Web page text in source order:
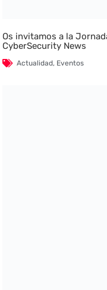
Os invitamos a la
CyberSecurity News
Actualidad, Eventos